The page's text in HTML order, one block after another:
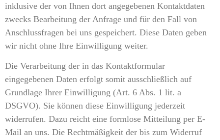
inklusive der von Ihnen dort angegebenen Kontaktdaten
zwecks Bearbeitung der Anfrage und für den Fall von
Anschlussfragen bei uns gespeichert. Diese Daten geben
wir nicht ohne Ihre Einwilligung weiter.
Die Verarbeitung der in das Kontaktformular
eingegebenen Daten erfolgt somit ausschließlich auf
Grundlage Ihrer Einwilligung (Art. 6 Abs. 1 lit. a
DSGVO). Sie können diese Einwilligung jederzeit
widerrufen. Dazu reicht eine formlose Mitteilung per E-
Mail an uns. Die Rechtmäßigkeit der bis zum Widerruf